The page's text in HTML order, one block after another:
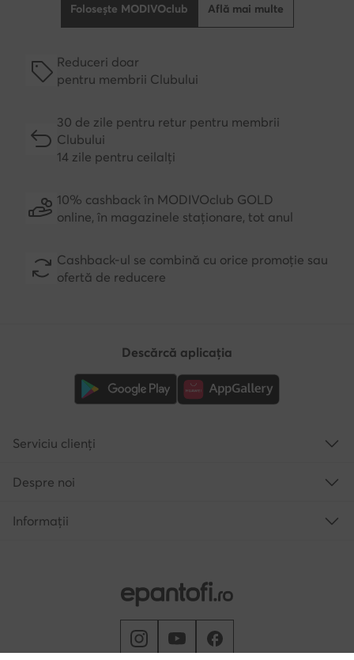
Folosește MODIVOclub Află mai multe
Reduceri doar
pentru membrii Clubului
30 de zile pentru retur pentru membrii
Clubului
14 zile pentru ceilalți
10% cashback în MODIVOclub GOLD
online, în magazinele staționare, tot anul
Cashback-ul se combină cu orice promoție sau
ofertă de reducere
Descărcă aplicația
Serviciu clienți
Despre noi
Informații